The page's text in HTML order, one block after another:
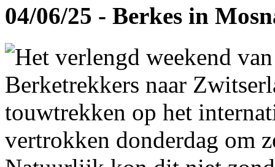
04/06/25 - Berkes in
Het verlengd weekend
Berketrekkers naar
touwtrekken op het
vertrokken donderdag om